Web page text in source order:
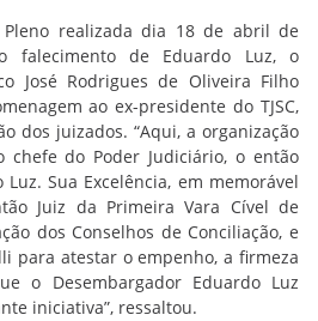
realizada dia 18 de abril de
falecimento de Eduardo Luz, o
José Rodrigues de Oliveira Filho
ao ex-presidente do TJSC,
dos juizados. “Aqui, a organização
do Poder Judiciário, o então
Sua Excelência, em memorável
Juiz da Primeira Vara Cível de
dos Conselhos de Conciliação, e
para atestar o empenho, a firmeza
o Desembargador Eduardo Luz
iniciativa”, ressaltou.